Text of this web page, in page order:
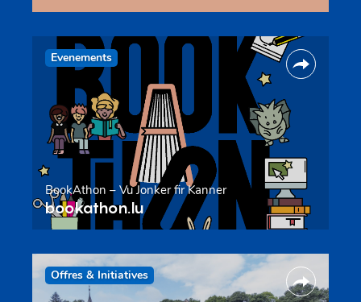
Evenements
BookAthon – Vu Jonker fir Kanner
bookathon.lu
Offres & Initiatives